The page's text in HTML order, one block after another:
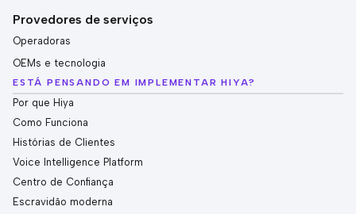
Provedores de serviços
Operadoras
OEMs e tecnologia
ESTÁ PENSANDO EM IMPLEMENTAR HIYA?
Por que Hiya
Como Funciona
Histórias de Clientes
Voice Intelligence Platform
Centro de Confiança
Escravidão moderna